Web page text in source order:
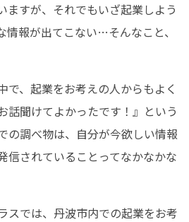
ますが、それでもいざ起業しよう
情報が出てこない…そんなこと、
で、起業をお考えの人からもよく
話聞けてよかったです！』という
の調べ物は、自分が今欲しい情報
信されていることってなかなかな
スでは、丹波市内での起業をお考